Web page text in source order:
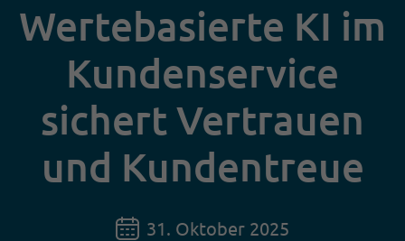
Wertebasierte KI im
Kundenservice
sichert Vertrauen
und Kundentreue
31. Oktober 2025